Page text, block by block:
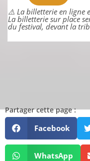
⚠️ La billetterie en ligne
La billetterie sur place
du festival, devant la
Partager cette page :
Facebook
WhatsApp